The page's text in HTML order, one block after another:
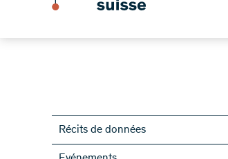
Récits de données